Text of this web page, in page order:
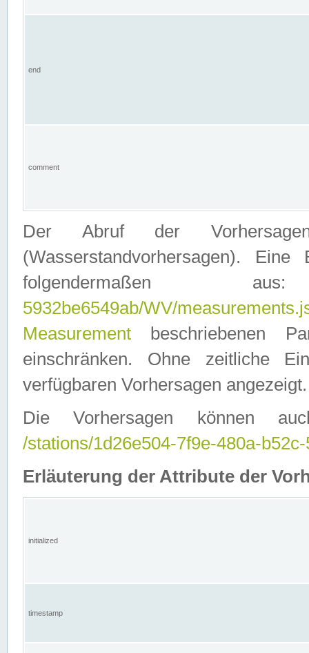
end
comment
Der Abruf der
(Wasserstandvorhersagen).
folgendermaßen
5932be6549ab/WV/
Measurement beschriebenen
einschränken. Ohne zeitliche
verfügbaren Vorhersagen angezeigt.
Die Vorhersagen können
/stations/1d26e504-7f9e-480a-
Erläuterung der Attribute der
initialized
timestamp